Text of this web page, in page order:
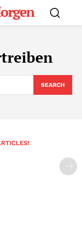
SEARCH